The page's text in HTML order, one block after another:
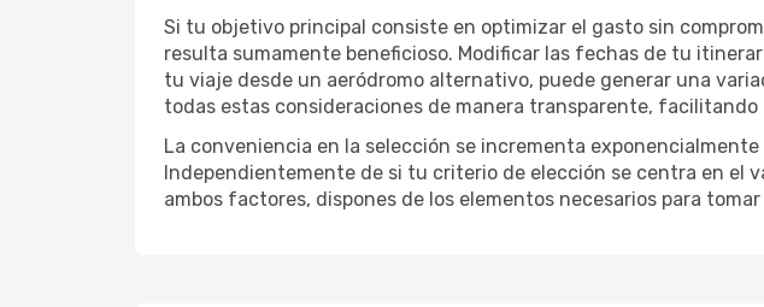
Si tu objetivo principal consiste en optimizar el gasto sin
resulta sumamente beneficioso. Modificar las fechas de tu
tu viaje desde un aeródromo alternativo, puede generar una
todas estas consideraciones de manera transparente,
La conveniencia en la selección se incrementa
Independientemente de si tu criterio de elección se centra en el
ambos factores, dispones de los elementos necesarios para